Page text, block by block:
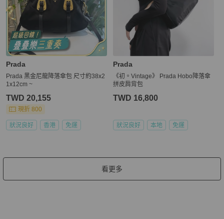
Prada
Prada 黑金尼龍降落傘包 尺寸約38x2
1x12cm ~
TWD 20,155
現折 800
狀況良好 香港 免運
Prada
《初。Vintage》 Prada Hobo降落傘
拼皮肩背包
TWD 16,800
狀況良好 本地 免運
看更多